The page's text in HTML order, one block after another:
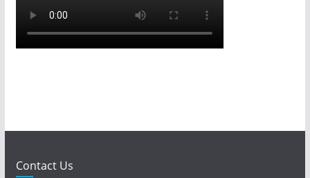
Contact Us